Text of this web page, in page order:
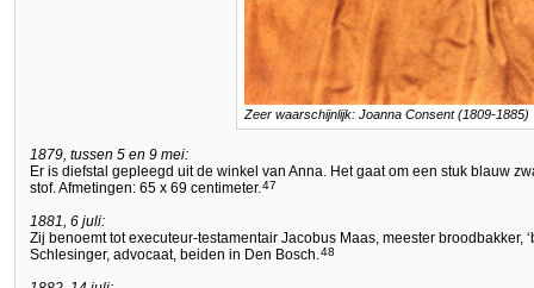
Zeer waarschijnlijk: Joanna Consent (1809-1885)
1879, tussen 5 en 9 mei:
Er is diefstal gepleegd uit de winkel van Anna. Het gaat om een stuk blauw
stof. Afmetingen: 65 x 69 centimeter.47
1881, 6 juli:
Zij benoemt tot executeur-testamentair Jacobus Maas, meester broodbakker,
Schlesinger, advocaat, beiden in Den Bosch.48